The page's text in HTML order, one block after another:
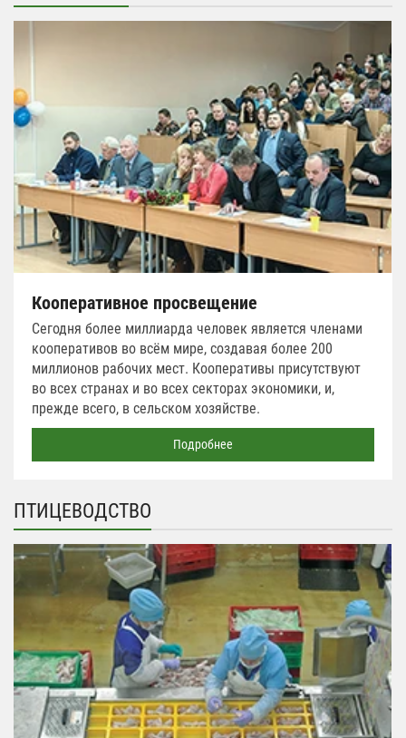
Кооперативное просвещение
Сегодня более миллиарда человек является членами
кооперативов во всём мире, создавая более 200
миллионов рабочих мест. Кооперативы присутствуют
во всех странах и во всех секторах экономики, и,
прежде всего, в сельском хозяйстве.
Подробнее
ПТИЦЕВОДСТВО